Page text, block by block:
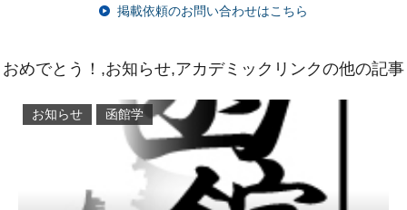
掲載依頼のお問い合わせはこちら
おめでとう！,お知らせ,アカデミックリンクの他の記事
お知らせ 函館学